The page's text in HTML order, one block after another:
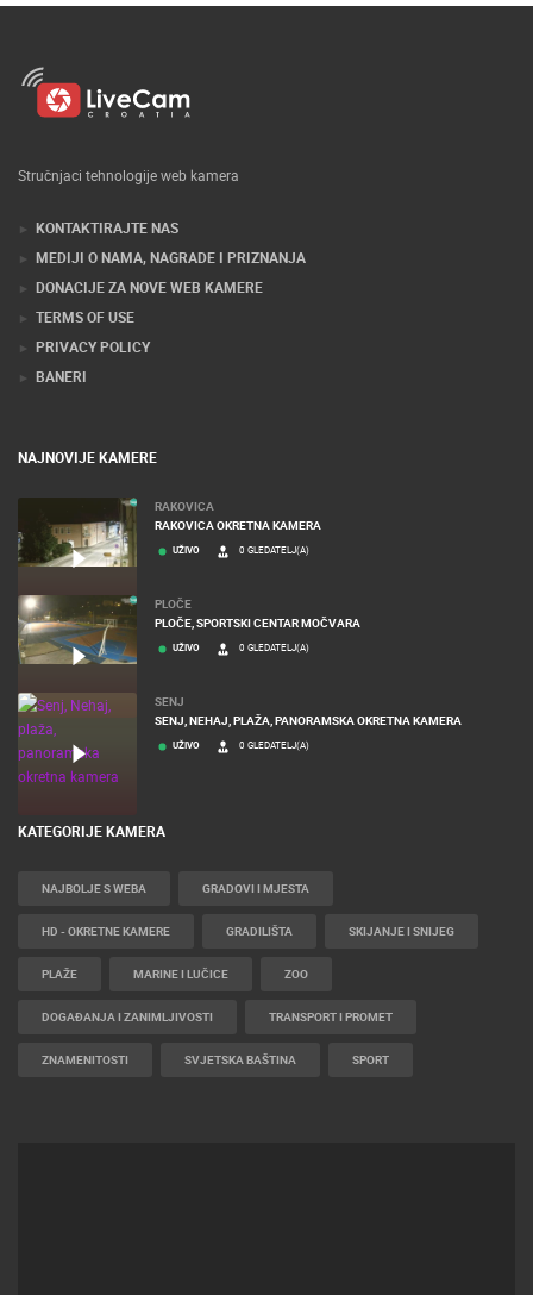
Stručnjaci tehnologije web kamera
KONTAKTIRAJTE NAS
MEDIJI O NAMA, NAGRADE I PRIZNANJA
DONACIJE ZA NOVE WEB KAMERE
TERMS OF USE
PRIVACY POLICY
BANERI
NAJNOVIJE KAMERE
RAKOVICA
RAKOVICA OKRETNA KAMERA
UŽIVO 0 GLEDATELJ(A)
PLOČE
PLOČE, SPORTSKI CENTAR MOČVARA
UŽIVO 0 GLEDATELJ(A)
SENJ
SENJ, NEHAJ, PLAŽA, PANORAMSKA OKRETNA KAMERA
UŽIVO 0 GLEDATELJ(A)
KATEGORIJE KAMERA
NAJBOLJE S WEBA GRADOVI I MJESTA
HD - OKRETNE KAMERE GRADILIŠTA SKIJANJE I SNIJEG
PLAŽE MARINE I LUČICE ZOO
DOGAĐANJA I ZANIMLJIVOSTI TRANSPORT I PROMET
ZNAMENITOSTI SVJETSKA BAŠTINA SPORT